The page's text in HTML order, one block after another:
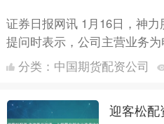
证券日报网讯 1月16日，神
提问时表示，公司主营业务
的研发及生产，产品广泛应
道交通....
分类： 中国期货配资公司
迎客松配